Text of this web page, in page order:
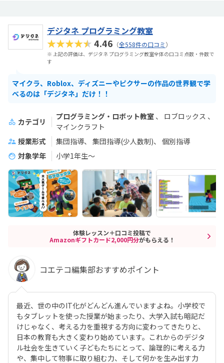
デジタネ プログラミング教室
★★★★★4.46 （全558件の口コミ）
※ 上記の評価は、デジタネ プログラミング教室全体の口コミ点数・件数で
す
マイクラ、Roblox、ディズニーやピクサーの作品の世界観で学
べるのは「デジタネ」だけ！！
カテゴリ
プログラミング・ロボット教室
ロブロックス
マインクラフト
授業形式
集団指導 集団指導(少人数制)
個別指導
対象学年
小学1年生～
体験レッスン＋口コミ投稿で
Amazonギフトカード2,000円分がもらえる！
コエテコ編集部おすすめポイント
最近、世の中のIT化がどんどん進んでいますよね。小学校で
もタブレットを使った授業が始まったり、大学入試も暗記だ
けじゃなく、考える力を重視する方向に変わってきたりと、
日本の教育も大きく変わり始めています。これからのデジタ
ル社会を生きていく子どもたちにとって、論理的に考える力
や、集中して物事に取り組む力、そして何かを生み出す力